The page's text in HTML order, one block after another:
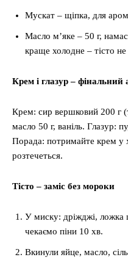
Мускат – щіпка, для
Масло м’яке – 50 г,
краще холодне – тісто
Крем і глазур – фінальний
Крем: сир вершковий 200 г
масло 50 г, ваніль. Глазур:
Порада: потримайте крем у
розтечеться.
Тісто – заміс без мороки
У миску: дріжджі, ложка
чекаємо піни 10 хв.
Вкинули яйце, масло,